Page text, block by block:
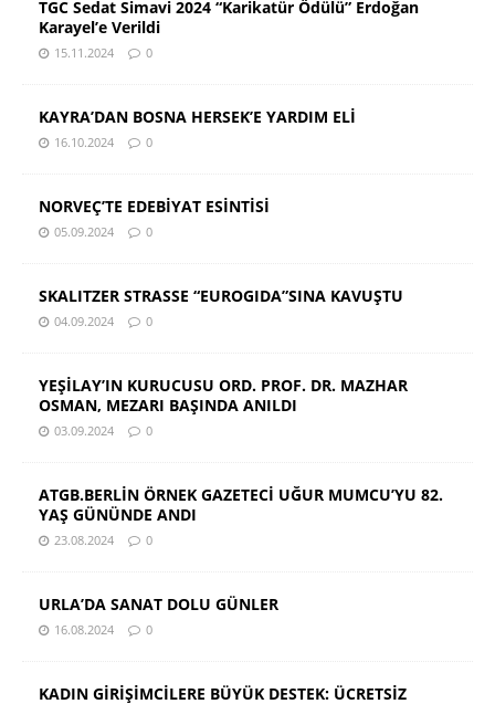
TGC Sedat Simavi 2024 “Karikatür Ödülü” Erdoğan
Karayel’e Verildi
15.11.2024 0
KAYRA’DAN BOSNA HERSEK’E YARDIM ELİ
16.10.2024 0
NORVEÇ’TE EDEBİYAT ESİNTİSİ
05.09.2024 0
SKALITZER STRASSE “EUROGIDA”SINA KAVUŞTU
04.09.2024 0
YEŞİLAY’IN KURUCUSU ORD. PROF. DR. MAZHAR
OSMAN, MEZARI BAŞINDA ANILDI
03.09.2024 0
ATGB.BERLİN ÖRNEK GAZETECİ UĞUR MUMCU’YU 82.
YAŞ GÜNÜNDE ANDI
23.08.2024 0
URLA’DA SANAT DOLU GÜNLER
16.08.2024 0
KADIN GİRİŞİMCİLERE BÜYÜK DESTEK: ÜCRETSİZ